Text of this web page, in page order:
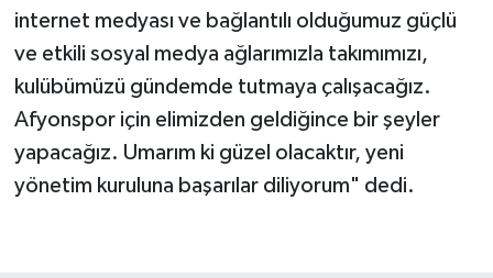
internet medyası ve bağlantılı olduğumuz güçlü
ve etkili sosyal medya ağlarımızla takımımızı,
kulübümüzü gündemde tutmaya çalışacağız.
Afyonspor için elimizden geldiğince bir şeyler
yapacağız. Umarım ki güzel olacaktır, yeni
yönetim kuruluna başarılar diliyorum" dedi.